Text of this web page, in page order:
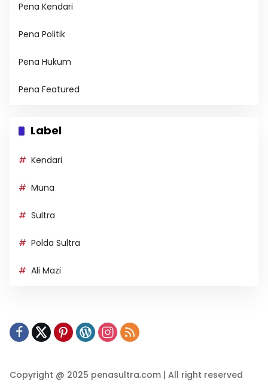
Pena Kendari
Pena Politik
Pena Hukum
Pena Featured
Label
Kendari
Muna
Sultra
Polda Sultra
Ali Mazi
Copyright @ 2025 penasultra.com | All right reserved